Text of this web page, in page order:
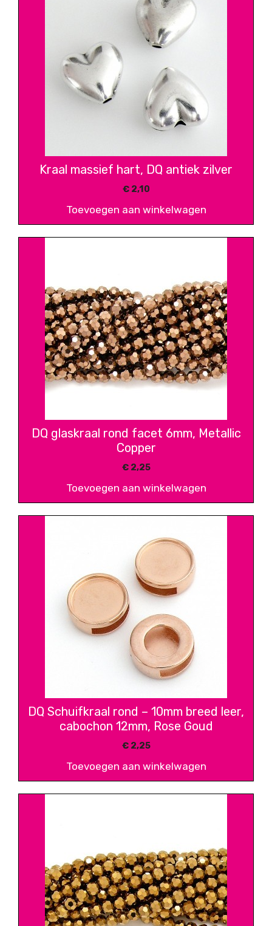
Kraal massief hart, DQ antiek zilver
€2,10
Toevoegen aan winkelwagen
DQ glaskraal rond facet 6mm, Metallic
Copper
€2,25
Toevoegen aan winkelwagen
DQ Schuifkraal rond – 10mm breed leer,
cabochon 12mm, Rose Goud
€2,25
Toevoegen aan winkelwagen